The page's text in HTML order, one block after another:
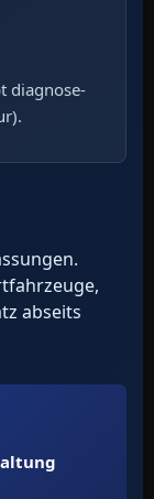
diagnose-
abseits